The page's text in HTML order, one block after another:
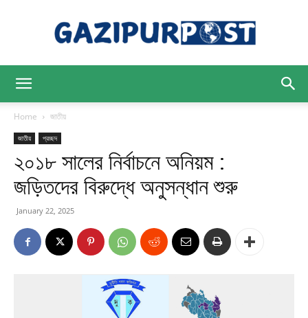
Post
Home জাতীয়
জাতীয় প্রচ্ছদ
২০১৮ সালের নির্বাচনে অনিয়ম :
জড়িতদের বিরুদ্ধে অনুসন্ধান শুরু
January 22, 2025